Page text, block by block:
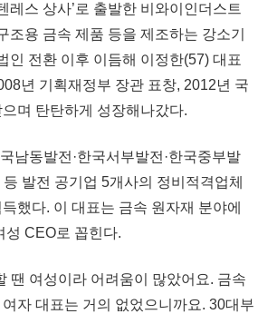
레스 상사’로 출발한 비와이인더스트
조용 금속 제품 등을 제조하는 강소기
인 전환 이후 이듬해 이정한(57) 대표
년 기획재정부 장관 표창, 2012년 국
며 탄탄하게 성장해나갔다.
남동발전·한국서부발전·한국중부발
등 발전 공기업 5개사의 정비적격업체
했다. 이 대표는 금속 원자재 분야에
성 CEO로 꼽힌다.
땐 여성이라 어려움이 많았어요. 금속
자 대표는 거의 없었으니까요. 30대부